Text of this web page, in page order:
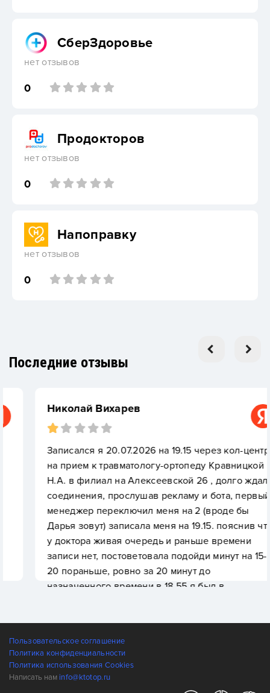
СберЗдоровье
нет отзывов
0
Продокторов
нет отзывов
0
Напоправку
нет отзывов
0
Последние отзывы
Николай Вихарев
Записался я 20.07.2026 на 19.15 через кол-центр,
на прием к травматологу-ортопеду Кравницкой
Н.А. в филиал на Алексеевской 26 , долго ждал
соединения, прослушав рекламу и бота, первый
менеджер переключил меня на 2 (вроде бы
Дарья зовут) записала меня на 19.15. пояснив что
у доктора живая очередь и раньше времени
записи нет, постоветовала подойди минут на 15-
20 пораньше, ровно за 20 минут до
назначенного времени в 18.55 я был в
на четверг...сказать что я был огорчен и
расстроен не то слово...качество обслуживания
и организация как в самой захудалой районной
Пользовательское соглашение
Политика конфиденциальности
Политика использования Cookies
Написать нам info@ktotop.ru